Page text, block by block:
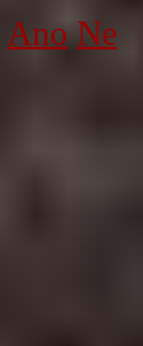
Ano Ne